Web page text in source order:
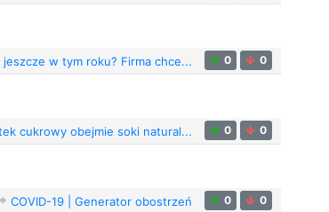
jeszcze w tym roku? Firma chce... 0 0
cukrowy obejmie soki natural... 0 0
COVID-19 | Generator obostrzeń 0 0